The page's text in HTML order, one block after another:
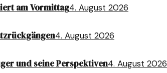
am Vormittag4. August 2026
4. August 2026
und seine Perspektiven4. August 2026